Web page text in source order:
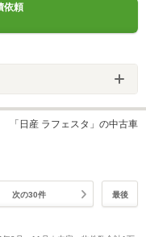
依頼
「日産 ラフェスタ」の中古車
次の30件 最後